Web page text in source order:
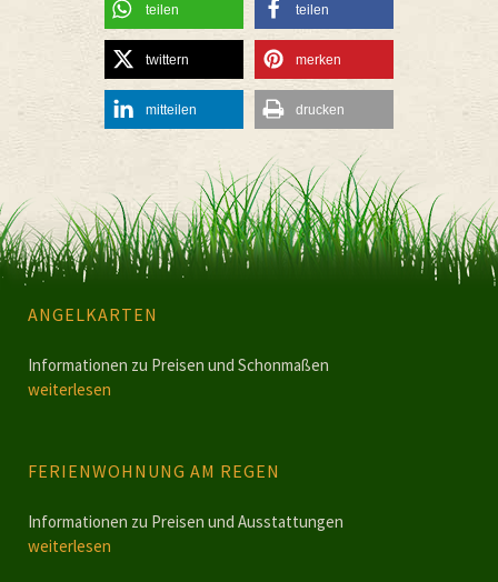
teilen teilen
twittern merken
mitteilen drucken
ANGELKARTEN
Informationen zu Preisen und Schonmaßen
weiterlesen
FERIENWOHNUNG AM REGEN
Informationen zu Preisen und Ausstattungen
weiterlesen